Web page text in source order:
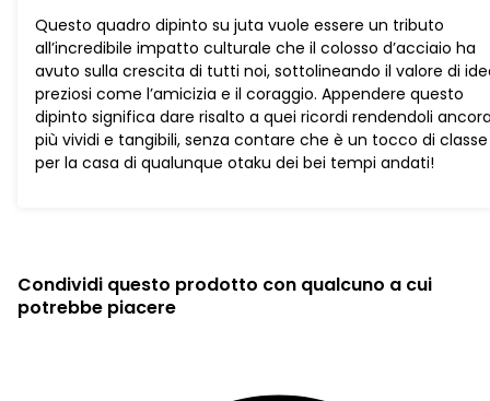
Questo quadro dipinto su juta vuole essere un tributo
all’incredibile impatto culturale che il colosso d’acciaio ha
avuto sulla crescita di tutti noi, sottolineando il valore di
preziosi come l’amicizia e il coraggio. Appendere questo
dipinto significa dare risalto a quei ricordi rendendoli
più vividi e tangibili, senza contare che è un tocco di classe
per la casa di qualunque otaku dei bei tempi andati!
Condividi questo prodotto con qualcuno a cui
potrebbe piacere